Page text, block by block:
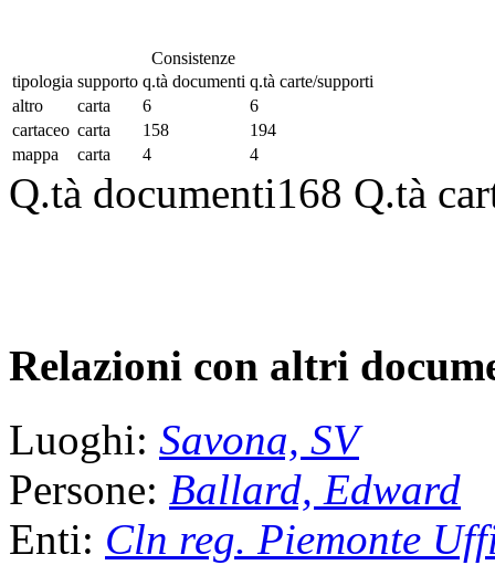
Consistenze
tipologia supporto q.tà documenti q.tà carte/supporti
altro
carta 6
6
cartaceo carta 158
194
mappa
carta 4 4
Q.tà documenti168 Q.tà
Relazioni con altri
Luoghi: Savona, SV
Persone: Ballard, Edward
Enti: Cln reg. Piemonte